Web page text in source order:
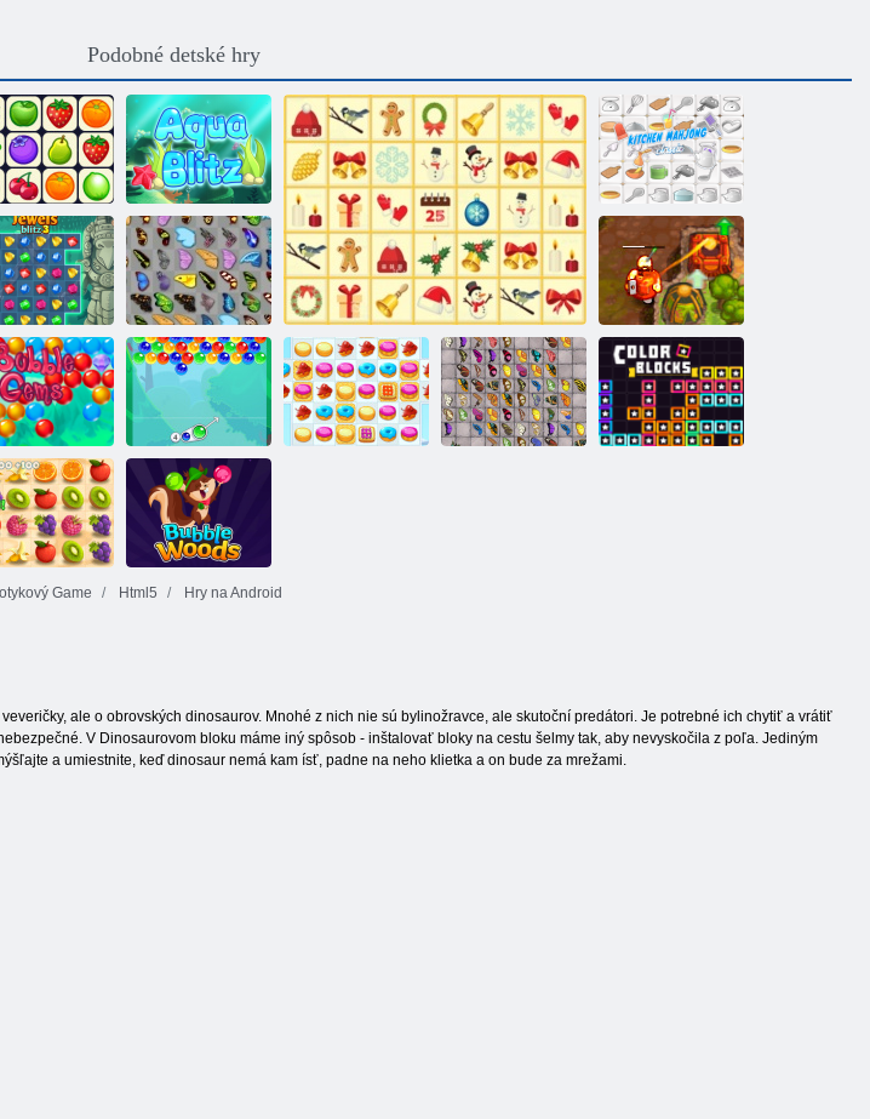
Podobné detské hry
Onet Connect Aqua blitz
Kuchynský
mahjong
Blitz 3 Motýľ Kyodai
Prekliaty poklad
2
Bubbles Charm bublina
Game Html5 Hry na Android
ale o obrovských dinosaurov. Mnohé z nich nie sú bylinožravce, ale skutoční predátori. Je potrebné ich chytiť a vrátiť
V Dinosaurovom bloku máme iný spôsob - inštalovať bloky na cestu šelmy tak, aby nevyskočila z poľa. Jediným
a umiestnite, keď dinosaur nemá kam ísť, padne na neho klietka a on bude za mrežami.